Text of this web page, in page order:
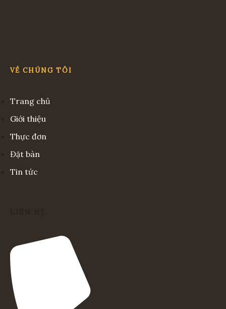
VỀ CHÚNG TÔI
Trang chủ
Giới thiệu
Thực đơn
Đặt bàn
Tin tức